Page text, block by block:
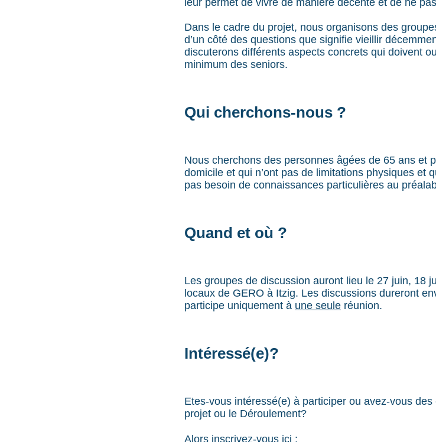
Dans le cadre du projet, nous organisons des
d’un côté des questions que signifie vieillir
discuterons différents aspects concrets qui doivent
minimum des seniors.
Qui cherchons-nous ?
Nous cherchons des personnes âgées de 65 ans et
domicile et qui n’ont pas de limitations physiques et
pas besoin de connaissances particulières au
Quand et où ?
Les groupes de discussion auront lieu le 27 juin, 18
locaux de GERO à Itzig. Les discussions dureront
participe uniquement à une seule réunion.
Intéressé(e)?
Etes-vous intéressé(e) à participer ou avez-vous
projet ou le Déroulement?
Alors inscrivez-vous ici :